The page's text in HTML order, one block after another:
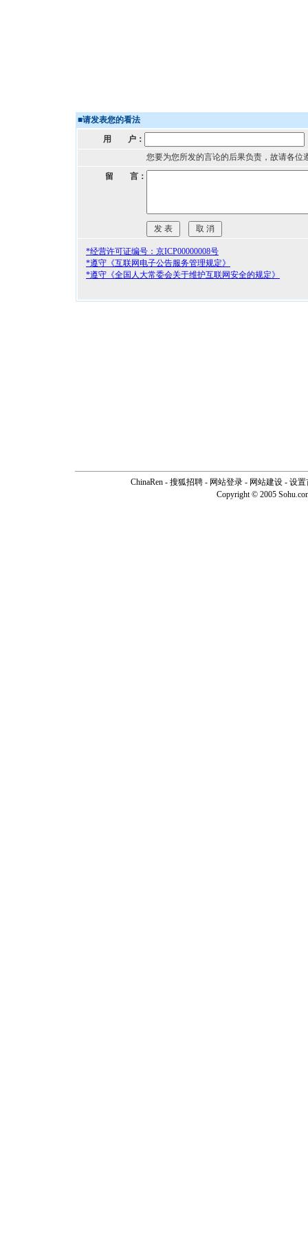
■请发表您的看法
用 户：
您要为您所发的言论的后果负责，故请各位
留 言：
*经营许可证编号：京ICP00000008号
*遵守《互联网电子公告服务管理规定》
*遵守《全国人大常委会关于维护互联网安全的规定》
ChinaRen - 搜狐招聘 - 网站登录 - 网站建设 - 设置
Copyright © 2005